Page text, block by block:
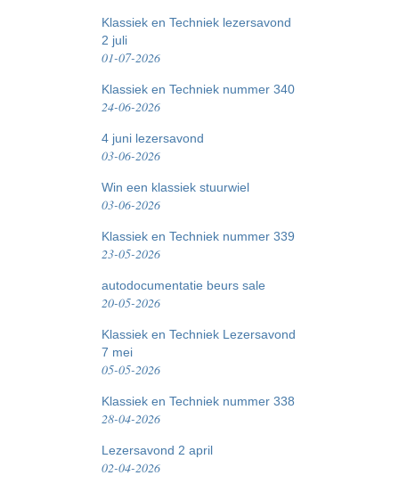
Klassiek en Techniek lezersavond
2 juli
01-07-2026
Klassiek en Techniek nummer 340
24-06-2026
4 juni lezersavond
03-06-2026
Win een klassiek stuurwiel
03-06-2026
Klassiek en Techniek nummer 339
23-05-2026
autodocumentatie beurs sale
20-05-2026
Klassiek en Techniek Lezersavond
7 mei
05-05-2026
Klassiek en Techniek nummer 338
28-04-2026
Lezersavond 2 april
02-04-2026